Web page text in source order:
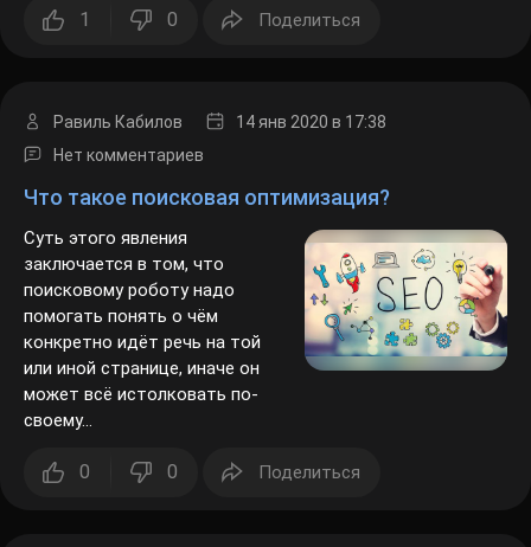
1 0 Поделиться
Равиль Кабилов 14 янв 2020в 17:38
Нет комментариев
Что такое поисковая оптимизация?
Суть этого явления
заключается в том, что
поисковому роботу надо
помогать понять о чём
конкретно идёт речь на той или
иной странице, иначе он может
всё истолковать по-своему...